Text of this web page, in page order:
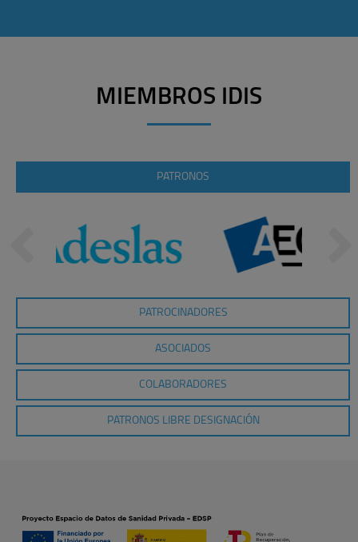
MIEMBROS IDIS
PATRONOS
PATROCINADORES
ASOCIADOS
COLABORADORES
PATRONOS LIBRE DESIGNACIÓN